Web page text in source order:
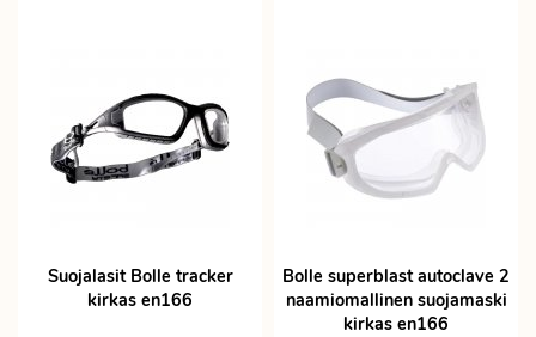
Suojalasit Bolle tracker
kirkas en166
Bolle superblast autoclave 2
naamiomallinen suojamaski
kirkas en166